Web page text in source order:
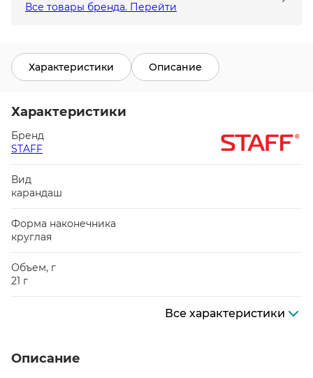
Все товары бренда. Перейти
Характеристики Описание
Характеристики
Бренд
STAFF
Вид
карандаш
Форма наконечника
круглая
Объем, г
21 г
Все характеристики
Описание